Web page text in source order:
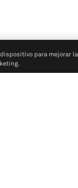
para mejorar la